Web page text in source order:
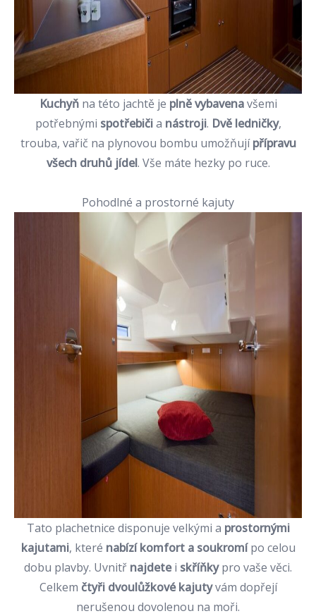
Kuchyňna této jachtě je plně vybavenavšemi
potřebnými spotřebičia nástroji. Dvě ledničky,
trouba, vařič na plynovou bombu umožňujípřípravu
všech druhů jídel. Vše máte hezky po ruce.
Pohodlné a prostorné kajuty
Tato plachetnice disponuje velkými a prostornými
kajutami, které nabízí komfort a soukromípo celou
dobu plavby. Uvnitř najdetei skříňkypro vaše věci.
Celkem čtyři dvoulůžkové kajutyvám dopřejí
nerušenou dovolenou na moři.